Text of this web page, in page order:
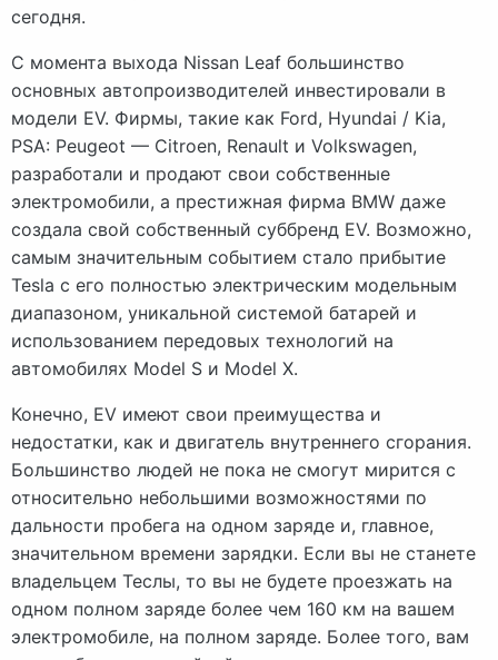
сегодня.
С момента выхода Nissan Leaf большинство
основных автопроизводителей инвестировали в
модели EV. Фирмы, такие как Ford, Hyundai / Kia,
PSA: Peugeot — Citroen, Renault и Volkswagen,
разработали и продают свои собственные
электромобили, а престижная фирма BMW даже
создала свой собственный суббренд EV. Возможно,
самым значительным событием стало прибытие
Tesla с его полностью электрическим модельным
диапазоном, уникальной системой батарей и
использованием передовых технологий на
автомобилях Model S и Model X.
Конечно, EV имеют свои преимущества и
недостатки, как и двигатель внутреннего сгорания.
Большинство людей не пока не смогут мирится с
относительно небольшими возможностями по
дальности пробега на одном заряде и, главное,
значительном времени зарядки. Если вы не станете
владельцем Теслы, то вы не будете проезжать на
одном полном заряде более чем 160 км на вашем
электромобиле, на полном заряде. Более того, вам